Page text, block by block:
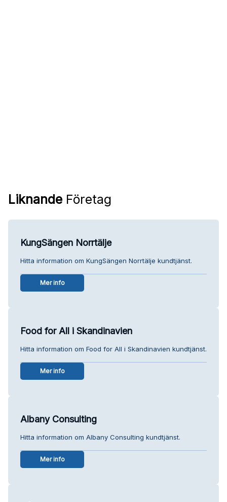
Liknande Företag
KungSängen Norrtälje
Hitta information om KungSängen Norrtälje kundtjänst.
Mer info
Food for All i Skandinavien
Hitta information om Food for All i Skandinavien kundtjänst.
Mer info
Albany Consulting
Hitta information om Albany Consulting kundtjänst.
Mer info